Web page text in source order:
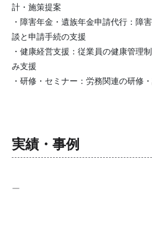
計・施策提案
・障害年金・遺族年金申請代行：障
談と申請手続の支援
・健康経営支援：従業員の健康管理
み支援
・研修・セミナー：労務関連の研修
実績・事例
ー